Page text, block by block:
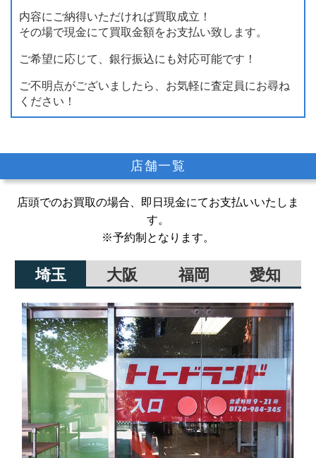
内容にご納得いただければ買取成立！
その場で現金にて買取金額をお支払い致します。
ご希望に応じて、銀行振込にも対応可能です！
ご不明点がございましたら、お気軽に査定員にお尋ね
ください！
店舗一覧
店頭でのお買取の場合、即日現金にてお支払いいたしま
す。
※予約制となります。
埼玉 大阪 福岡 愛知